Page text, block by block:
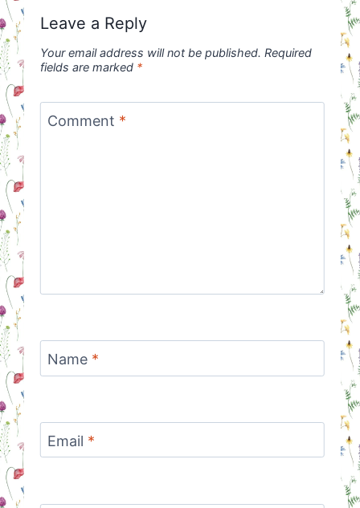
Leave a Reply
Your email address will not be published. Required
fields are marked *
Comment *
Name *
Email *